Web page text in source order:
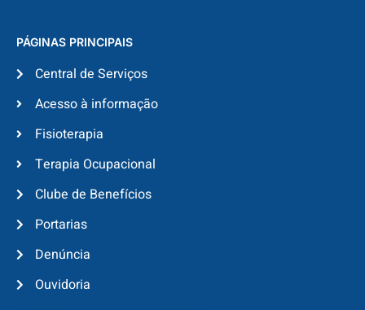
PÁGINAS PRINCIPAIS
Central de Serviços
Acesso à informação
Fisioterapia
Terapia Ocupacional
Clube de Benefícios
Portarias
Denúncia
Ouvidoria